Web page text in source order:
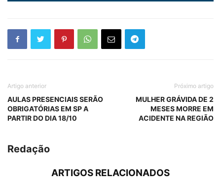
Artigo anterior
AULAS PRESENCIAIS SERÃO
OBRIGATÓRIAS EM SP A
PARTIR DO DIA 18/10
Próximo artigo
MULHER GRÁVIDA DE 2
MESES MORRE EM
ACIDENTE NA REGIÃO
Redação
ARTIGOS RELACIONADOS